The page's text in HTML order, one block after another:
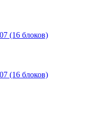
(16 блоков)
(16 блоков)